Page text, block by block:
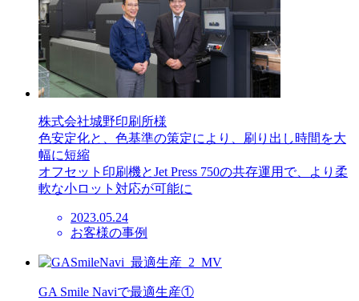
株式会社城野印刷所様
色安定化と、色基準の策定により、刷り出し時間を大
幅に短縮
オフセット印刷機とJet Press 750の共存運用で、より柔
軟な小ロット対応が可能に
2023.05.24
お客様の事例
GA Smile Naviで最適生産①